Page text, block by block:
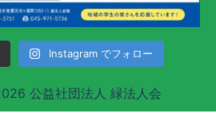
Instagram でフォロー
公益社団法人 緑法人会